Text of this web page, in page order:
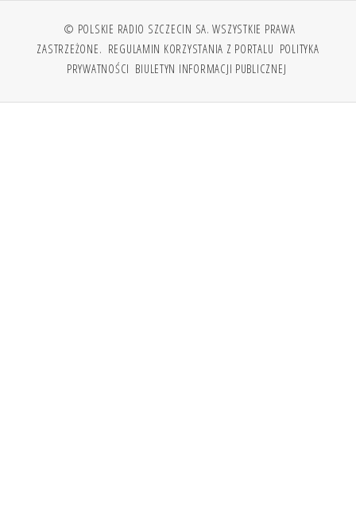
© POLSKIE RADIO SZCZECIN SA. WSZYSTKIE PRAWA
ZASTRZEŻONE. REGULAMIN KORZYSTANIA Z PORTALU POLITYKA
PRYWATNOŚCI BIULETYN INFORMACJI PUBLICZNEJ